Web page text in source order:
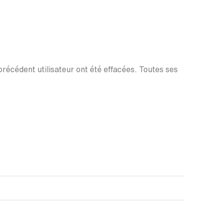
utilisateur ont été effacées. Toutes ses